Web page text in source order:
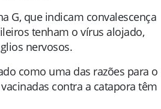
G, que indicam convalescença
tenham o vírus alojado,
nervosos.
como uma das razões para o
contra a catapora têm